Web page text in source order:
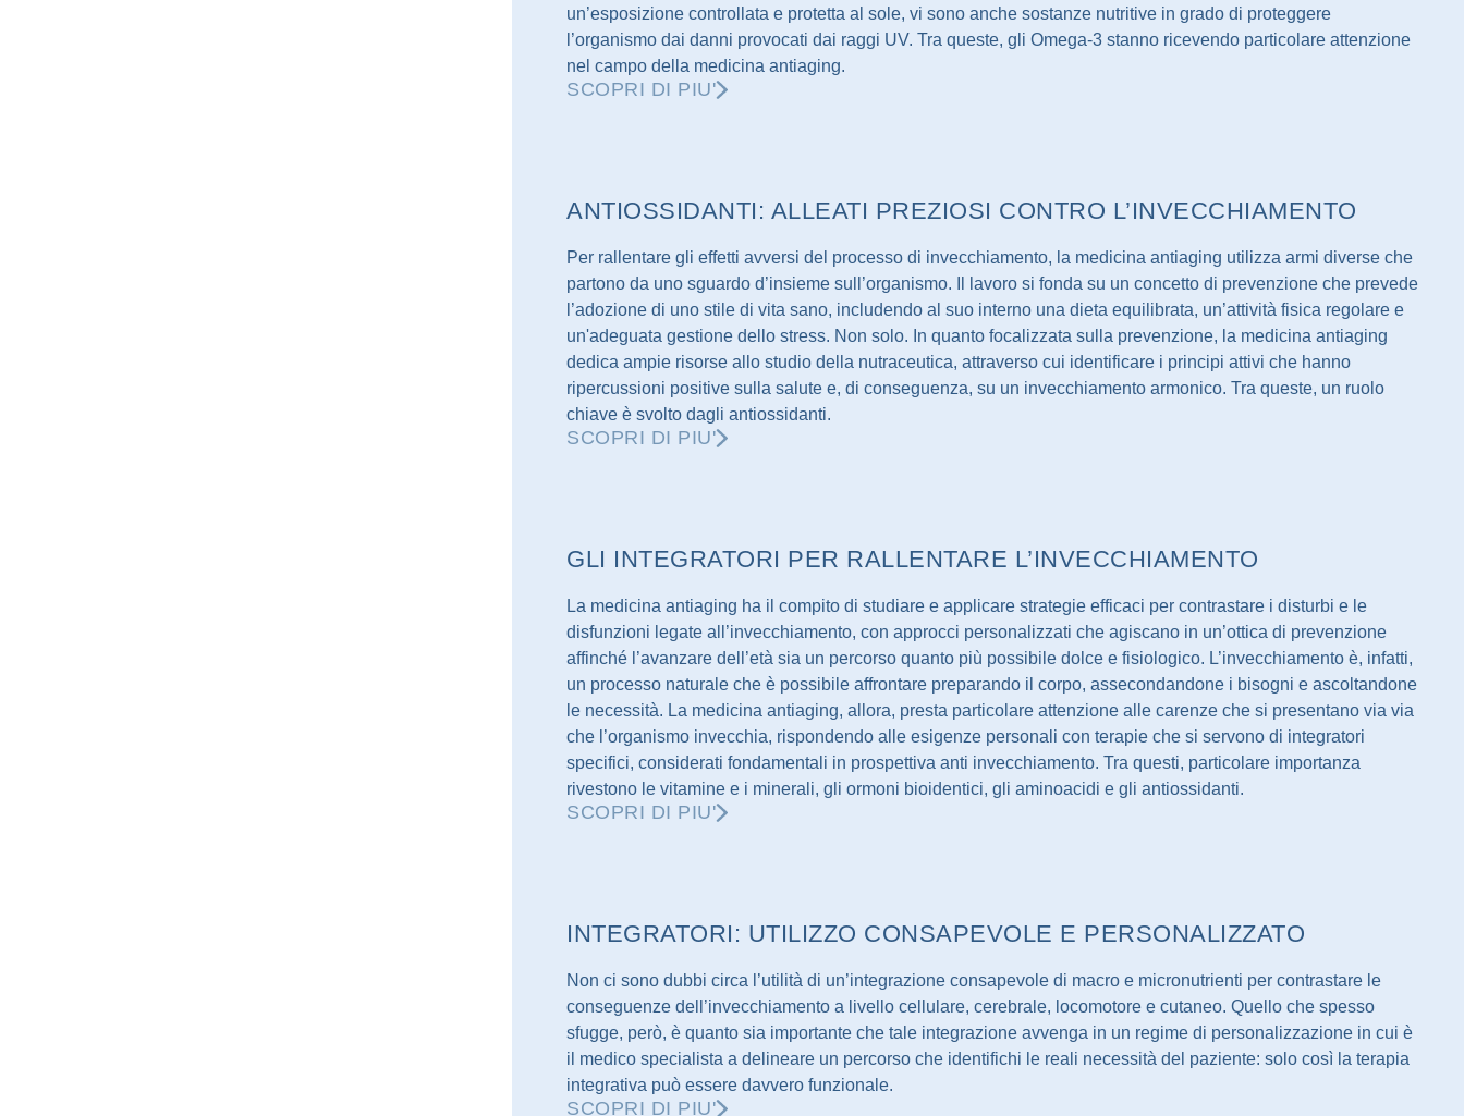
un’esposizione controllata e protetta al sole, vi sono anche sostanze nutritive in grado di proteggere
l’organismo dai danni provocati dai raggi UV. Tra queste, gli Omega-3 stanno ricevendo particolare attenzione
nel campo della medicina antiaging.
SCOPRI DI PIU'
ANTIOSSIDANTI: ALLEATI PREZIOSI CONTRO L’INVECCHIAMENTO
Per rallentare gli effetti avversi del processo di invecchiamento, la medicina antiaging utilizza armi diverse che
partono da uno sguardo d’insieme sull’organismo. Il lavoro si fonda su un concetto di prevenzione che prevede
l’adozione di uno stile di vita sano, includendo al suo interno una dieta equilibrata, un’attività fisica regolare e
un'adeguata gestione dello stress. Non solo. In quanto focalizzata sulla prevenzione, la medicina antiaging
dedica ampie risorse allo studio della nutraceutica, attraverso cui identificare i principi attivi che hanno
ripercussioni positive sulla salute e, di conseguenza, su un invecchiamento armonico. Tra queste, un ruolo
chiave è svolto dagli antiossidanti.
SCOPRI DI PIU'
GLI INTEGRATORI PER RALLENTARE L’INVECCHIAMENTO
La medicina antiaging ha il compito di studiare e applicare strategie efficaci per contrastare i disturbi e le
disfunzioni legate all’invecchiamento, con approcci personalizzati che agiscano in un’ottica di prevenzione
affinché l’avanzare dell’età sia un percorso quanto più possibile dolce e fisiologico. L’invecchiamento è, infatti,
un processo naturale che è possibile affrontare preparando il corpo, assecondandone i bisogni e ascoltandone
le necessità. La medicina antiaging, allora, presta particolare attenzione alle carenze che si presentano via via
che l’organismo invecchia, rispondendo alle esigenze personali con terapie che si servono di integratori
specifici, considerati fondamentali in prospettiva anti invecchiamento. Tra questi, particolare importanza
rivestono le vitamine e i minerali, gli ormoni bioidentici, gli aminoacidi e gli antiossidanti.
SCOPRI DI PIU'
INTEGRATORI: UTILIZZO CONSAPEVOLE E PERSONALIZZATO
Non ci sono dubbi circa l’utilità di un’integrazione consapevole di macro e micronutrienti per contrastare le
conseguenze dell’invecchiamento a livello cellulare, cerebrale, locomotore e cutaneo. Quello che spesso
sfugge, però, è quanto sia importante che tale integrazione avvenga in un regime di personalizzazione in cui è
il medico specialista a delineare un percorso che identifichi le reali necessità del paziente: solo così la terapia
integrativa può essere davvero funzionale.
SCOPRI DI PIU'